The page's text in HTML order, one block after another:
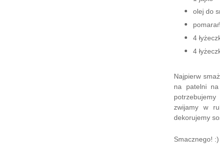
olej do
4
4
Najpierw
na patelni
zwijamy w
dekorujemy
Smacznego! :)